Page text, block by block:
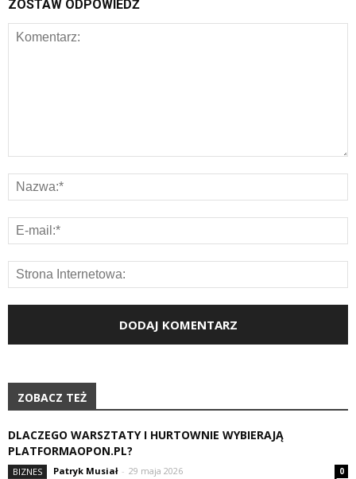
ZOSTAW ODPOWIEDŹ
ZOBACZ TEŻ
DLACZEGO WARSZTATY I HURTOWNIE WYBIERAJĄ
PLATFORMAOPON.PL?
BIZNES Patryk Musiał - 29 maja 2026 0